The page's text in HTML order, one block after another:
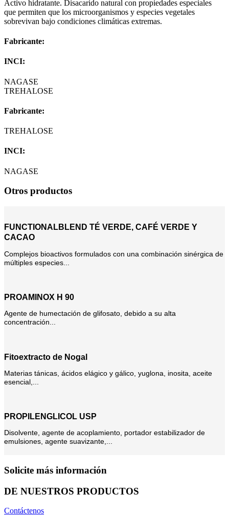
Activo hidratante. Disacarido natural con propiedades especiales
que permiten que los microorganismos y especies vegetales
sobrevivan bajo condiciones climáticas extremas.
Fabricante:
INCI:
NAGASE
TREHALOSE
Fabricante:
TREHALOSE
INCI:
NAGASE
Otros productos
FUNCTIONALBLEND TÉ VERDE, CAFÉ VERDE Y
CACAO
Complejos bioactivos formulados con una combinación sinérgica de
múltiples especies...
PROAMINOX H 90
Agente de humectación de glifosato, debido a su alta
concentración...
Fitoextracto de Nogal
Materias tánicas, ácidos elágico y gálico, yuglona, inosita, aceite
esencial,...
PROPILENGLICOL USP
Disolvente, agente de acoplamiento, portador estabilizador de
emulsiones, agente suavizante,...
Solicite más información
DE NUESTROS PRODUCTOS
Contáctenos